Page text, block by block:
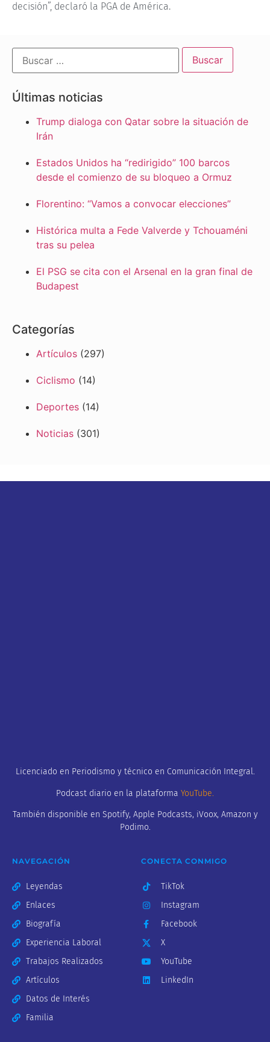
decisión”, declaró la PGA de América.
Últimas noticias
Trump dialoga con Qatar sobre la situación de
Irán
Estados Unidos ha “redirigido” 100 barcos
desde el comienzo de su bloqueo a Ormuz
Florentino: “Vamos a convocar elecciones”
Histórica multa a Fede Valverde y Tchouaméni
tras su pelea
El PSG se cita con el Arsenal en la gran final de
Budapest
Categorías
Artículos (297)
Ciclismo (14)
Deportes (14)
Noticias (301)
Licenciado en Periodismo y técnico en Comunicación Integral.
Podcast diario en la plataforma YouTube.
También disponible en Spotify, Apple Podcasts, iVoox, Amazon y
Podimo.
NAVEGACIÓN
Leyendas
Enlaces
Biografía
Experiencia Laboral
Trabajos Realizados
Artículos
Datos de Interés
Familia
CONECTA CONMIGO
TikTok
Instagram
Facebook
X
YouTube
LinkedIn